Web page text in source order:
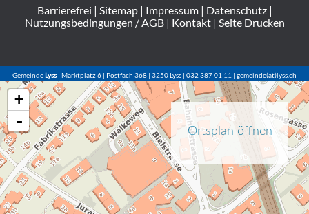
Barrierefrei | Sitemap| Impressum| Datenschutz|
Nutzungsbedingungen / AGB| Kontakt| Seite Drucken
GemeindeLyss| Marktplatz 6 | Postfach 368 | 3250 Lyss | 032 387 01 11 | gemeinde(at)lyss.ch